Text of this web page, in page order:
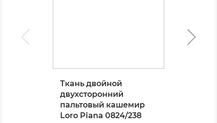
Ткань двойной
двухсторонний
пальтовый кашемир
Loro Piana 0824/238